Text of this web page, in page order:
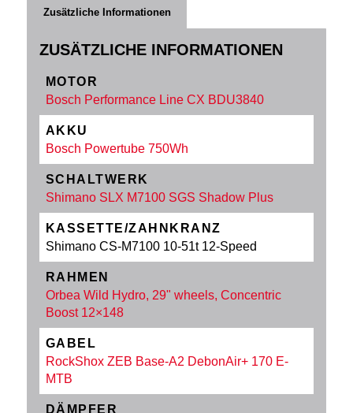
Zusätzliche Informationen
ZUSÄTZLICHE INFORMATIONEN
MOTOR
Bosch Performance Line CX BDU3840
AKKU
Bosch Powertube 750Wh
SCHALTWERK
Shimano SLX M7100 SGS Shadow Plus
KASSETTE/ZAHNKRANZ
Shimano CS-M7100 10-51t 12-Speed
RAHMEN
Orbea Wild Hydro, 29" wheels, Concentric
Boost 12×148
GABEL
RockShox ZEB Base-A2 DebonAir+ 170 E-
MTB
DÄMPFER